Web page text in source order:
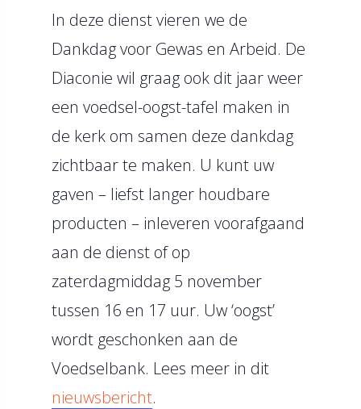
In deze dienst vieren we de
Dankdag voor Gewas en Arbeid. De
Diaconie wil graag ook dit jaar weer
een voedsel-oogst-tafel maken in
de kerk om samen deze dankdag
zichtbaar te maken. U kunt uw
gaven – liefst langer houdbare
producten – inleveren voorafgaand
aan de dienst of op
zaterdagmiddag 5 november
tussen 16 en 17 uur. Uw ‘oogst’
wordt geschonken aan de
Voedselbank. Lees meer in dit
nieuwsbericht.